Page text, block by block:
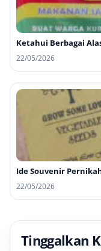
Ketahui Berbagai
22/05/2026
Ide Souvenir
22/05/2026
Tinggalkan